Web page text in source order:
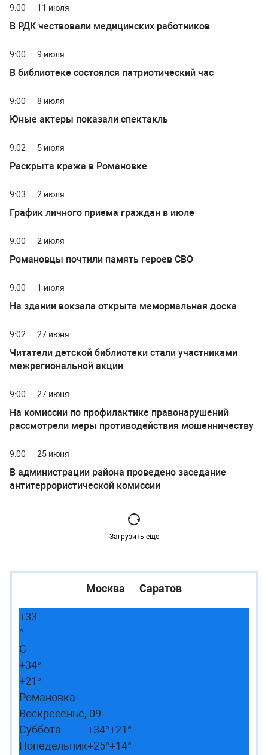
9:00 11 июля
В РДК чествовали медицинских работников
9:00 9 июля
В библиотеке состоялся патриотический час
9:00 8 июля
Юные актеры показали спектакль
9:02 5 июля
Раскрыта кража в Романовке
9:03 2 июля
График личного приема граждан в июле
9:00 2 июля
Романовцы почтили память героев СВО
9:00 1 июля
На здании вокзала открыта мемориальная доска
9:02 27 июня
Читатели детской библиотеки стали участниками
межрегиональной акции
9:00 27 июня
На комиссии по профилактике правонарушений
рассмотрели меры противодействия мошенничеству
9:00 25 июня
В администрации района проведено заседание
антитеррористической комиссии
Загрузить ещё
Москва Саратов
+33
°
C
+34°
+21°
Романовка
Воскресенье, 09
Суббота
+34°+21°
Понедельник+25°+14°